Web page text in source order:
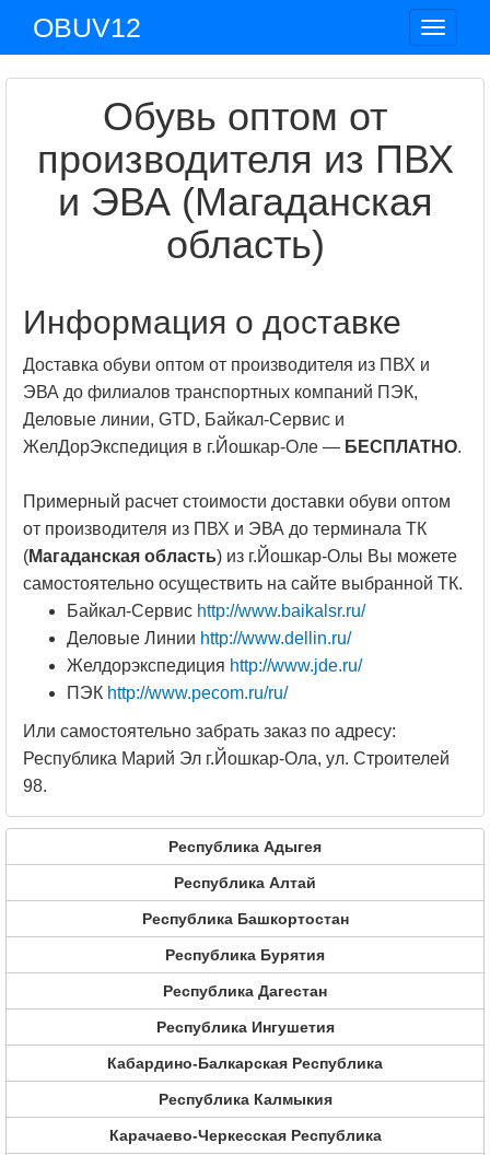
Toggle
OBUV12
Обувь оптом от
производителя из ПВХ
и ЭВА (Магаданская
область)
Информация о доставке
Доставка обуви оптом от производителя из ПВХ и
ЭВА до филиалов транспортных компаний ПЭК,
Деловые линии, GTD, Байкал-Сервис и
ЖелДорЭкспедиция в г.Йошкар-Оле — БЕСПЛАТНО.
Примерный расчет стоимости доставки обуви оптом
от производителя из ПВХ и ЭВА до терминала ТК
(Магаданская область) из г.Йошкар-Олы Вы можете
самостоятельно осуществить на сайте выбранной ТК.
Байкал-Сервис http://www.baikalsr.ru/
Деловые Линии http://www.dellin.ru/
Желдорэкспедиция http://www.jde.ru/
ПЭК http://www.pecom.ru/ru/
Или самостоятельно забрать заказ по адресу:
Республика Марий Эл г.Йошкар-Ола, ул. Строителей
98.
Республика Адыгея
Республика Алтай
Республика Башкортостан
Республика Бурятия
Республика Дагестан
Республика Ингушетия
Кабардино-Балкарская Республика
Республика Калмыкия
Карачаево-Черкесская Республика